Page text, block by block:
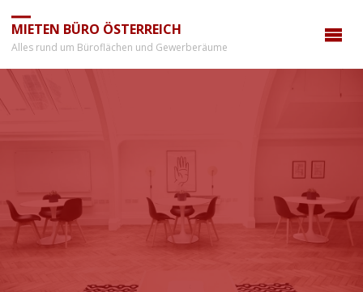
MIETEN BÜRO ÖSTERREICH
Alles rund um Büroflächen und Gewerberäume